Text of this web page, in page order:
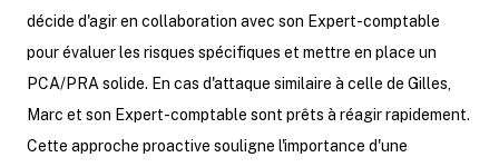
décide d'agir en collaboration avec son Expert-comptable
pour évaluer les risques spécifiques et mettre en place un
PCA/PRA solide. En cas d'attaque similaire à celle de Gilles,
Marc et son Expert-comptable sont prêts à réagir rapidement.
Cette approche proactive souligne l'importance d'une